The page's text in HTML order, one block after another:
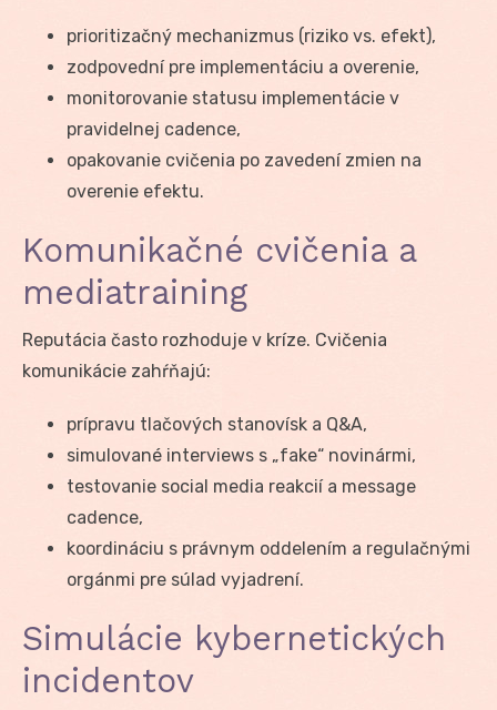
prioritizačný mechanizmus (riziko vs. efekt),
zodpovední pre implementáciu a overenie,
monitorovanie statusu implementácie v
pravidelnej cadence,
opakovanie cvičenia po zavedení zmien na
overenie efektu.
Komunikačné cvičenia a
mediatraining
Reputácia často rozhoduje v kríze. Cvičenia
komunikácie zahŕňajú:
prípravu tlačových stanovísk a Q&A,
simulované interviews s „fake“ novinármi,
testovanie social media reakcií a message
cadence,
koordináciu s právnym oddelením a regulačnými
orgánmi pre súlad vyjadrení.
Simulácie kybernetických
incidentov